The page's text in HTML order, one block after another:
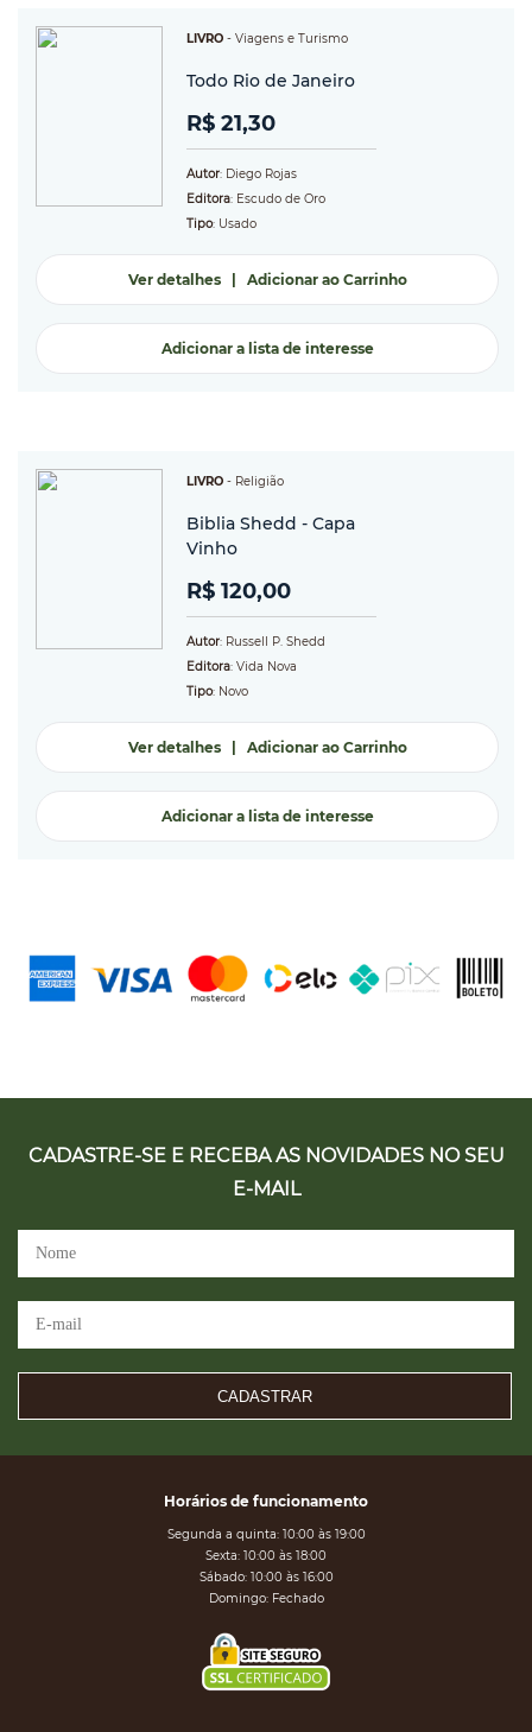
LIVRO - Viagens e Turismo
Todo Rio de Janeiro
R$ 21,30
Autor: Diego Rojas
Editora: Escudo de Oro
Tipo: Usado
Ver detalhes| Adicionar ao Carrinho
Adicionar a lista de interesse
LIVRO - Religião
Biblia Shedd - Capa
Vinho
R$ 120,00
Autor: Russell P. Shedd
Editora: Vida Nova
Tipo: Novo
Ver detalhes| Adicionar ao Carrinho
Adicionar a lista de interesse
CADASTRE-SE E RECEBA AS NOVIDADES NO SEU
E-MAIL
CADASTRAR
Horários de funcionamento
Segunda a quinta: 10:00 às 19:00
Sexta: 10:00 às 18:00
Sábado: 10:00 às 16:00
Domingo: Fechado